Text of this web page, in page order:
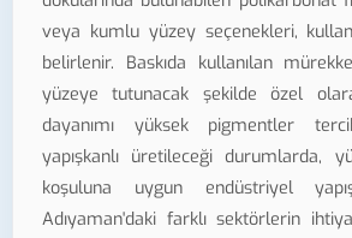
veya kumlu yüzey seçenekleri,
belirlenir. Baskıda kullanılan
yüzeye tutunacak şekilde özel
dayanımı yüksek pigmentler
yapışkanlı üretileceği durumlarda,
koşuluna uygun endüstriyel
Adıyaman'daki farklı sektörlerin